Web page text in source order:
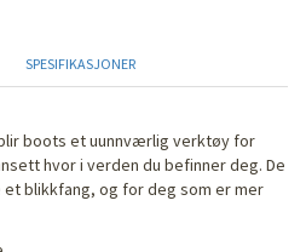
SPESIFIKASJONER
boots et uunnværlig verktøy for
hvor i verden du befinner deg. De
blikkfang, og for deg som er mer